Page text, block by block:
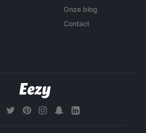
Onze blog
Contact